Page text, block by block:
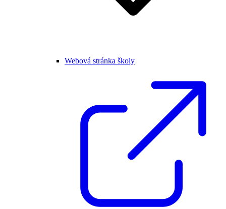
Webová stránka školy